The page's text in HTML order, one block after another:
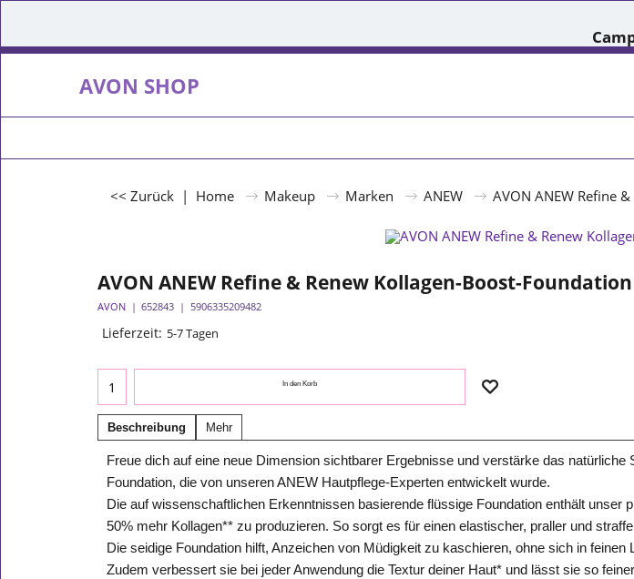
AVON SHOP
<< Zurück | Home Makeup Marken ANEW AVON ANEW Refine
AVON ANEW Refine & Renew Kollagen-Boost-
AVON 652843 5906335209482
Lieferzeit: 5-7 Tagen
In den Korb
Beschreibung Mehr
Freue dich auf eine neue Dimension sichtbarer Ergebnisse und verstärke das
Foundation, die von unseren ANEW Hautpflege-Experten entwickelt wurde.
Die auf wissenschaftlichen Erkenntnissen basierende flüssige Foundation enthält
50% mehr Kollagen** zu produzieren. So sorgt es für einen elastischer, praller und
Die seidige Foundation hilft, Anzeichen von Müdigkeit zu kaschieren, ohne sich in
Zudem verbessert sie bei jeder Anwendung die Textur deiner Haut* und lässt sie so